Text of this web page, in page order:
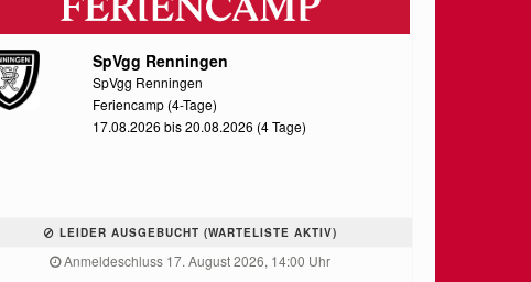
SpVgg Renningen
SpVgg Renningen
Feriencamp (4-Tage)
17.08.2026 bis 20.08.2026 (4 Tage)
LEIDER AUSGEBUCHT (WARTELISTE AKTIV)
Anmeldeschluss 17. August 2026, 14:00 Uhr